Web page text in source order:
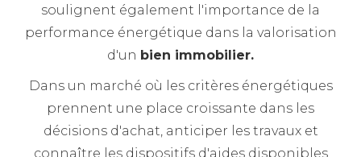
soulignent également l'importance de la
performance énergétique dans la valorisation
d'un bien immobilier.
Dans un marché où les critères énergétiques
prennent une place croissante dans les
décisions d'achat, anticiper les travaux et
connaître les dispositifs d'aides disponibles